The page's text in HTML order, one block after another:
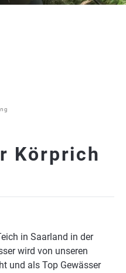
Körprich
in Saarland in der
wird von unseren
und als Top Gewässer